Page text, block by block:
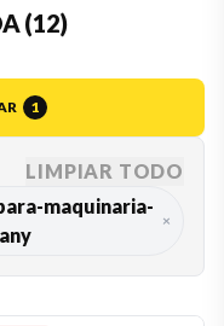
(12)
1
LIMPIAR TODO
maquinaria-
×